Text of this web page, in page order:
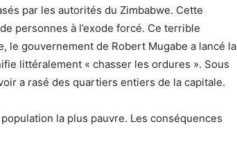
par les autorités du Zimbabwe. Cette
personnes à l’exode forcé. Ce terrible
le gouvernement de Robert Mugabe a lancé la
littéralement « chasser les ordures ». Sous
a rasé des quartiers entiers de la capitale.
la plus pauvre. Les conséquences